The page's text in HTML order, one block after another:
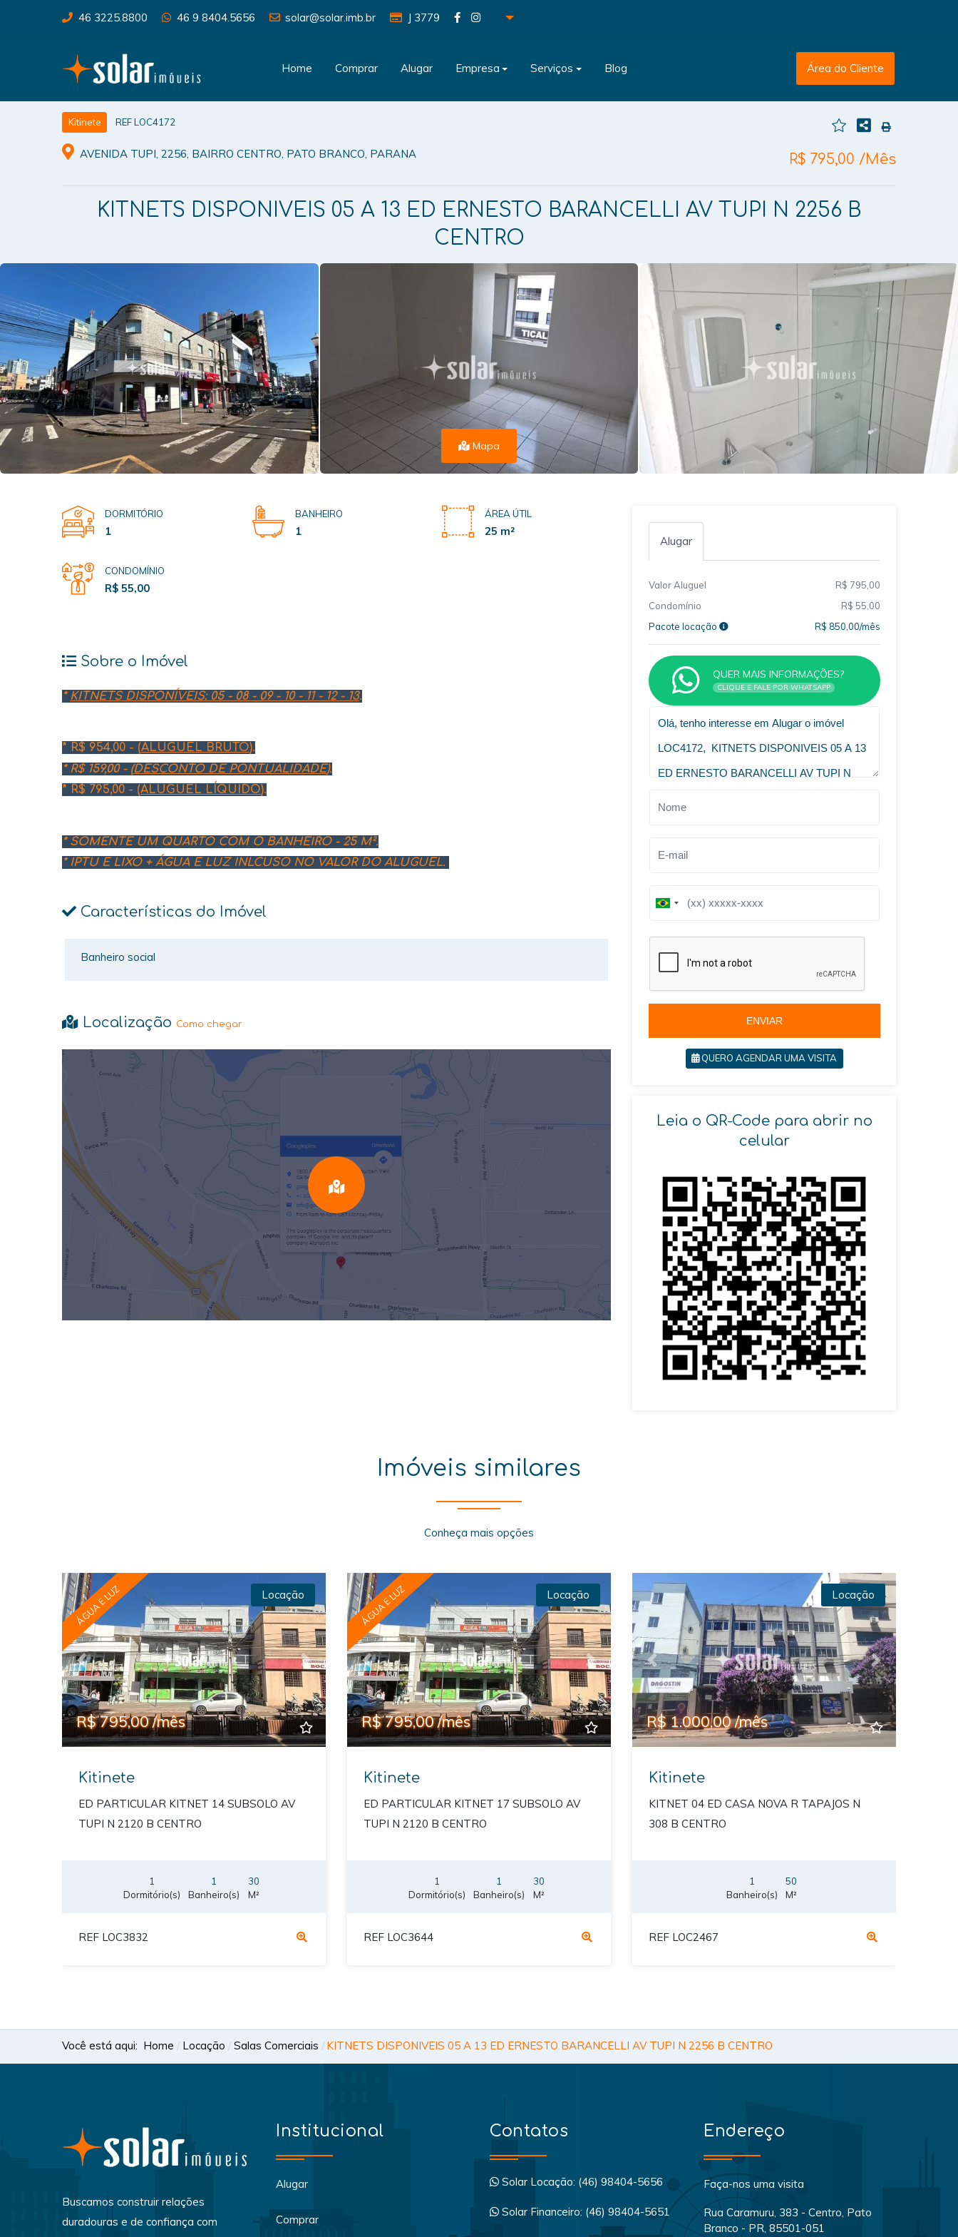
46 3225.8800 46 9 8404.5656 solar@solar.imb.br J 3779
Home Comprar Alugar Empresa Serviços Blog Área do Cliente
Kitinete REF LOC4172
AVENIDA TUPI, 2256, BAIRRO CENTRO, PATO BRANCO, PARANA R$ 795,00 /Mês
KITNETS DISPONIVEIS 05 A 13 ED ERNESTO BARANCELLI AV TUPI N 2256 B
CENTRO
Mapa
DORMITÓRIO
1
BANHEIRO
1
ÁREA ÚTIL
25 m²
CONDOMÍNIO
R$ 55,00
Sobre o Imóvel
* KITNETS DISPONÍVEIS: 05 - 08 - 09 - 10 - 11 - 12 - 13.
* R$ 954,00 - (ALUGUEL BRUTO).
* R$ 159,00 - (DESCONTO DE PONTUALIDADE).
* R$ 795,00 - (ALUGUEL LÍQUIDO).
* SOMENTE UM QUARTO COM O BANHEIRO - 25 M².
* IPTU E LIXO + ÁGUA E LUZ INLCUSO NO VALOR DO ALUGUEL.
Características do Imóvel
Banheiro social
Localização Como chegar
Alugar
Valor Aluguel
R$ 795,00
Condomínio
R$ 55,00
Pacote locação
R$ 850,00/mês
QUER MAIS INFORMAÇÕES?
CLIQUE E FALE POR WHATSAPP
B
i
5
5
ENVIAR
QUERO AGENDAR UMA VISITA
VOLTAR
Leia o QR-Code para abrir no
celular
Imóveis similares
Conheça mais opções
Previous Next
ÁGUA E LUZ Locação
R$ 795,00 /mês
Kitinete
ED PARTICULAR KITNET 14 SUBSOLO AV
TUPI N 2120 B CENTRO
1
Dormitório(s)
1
Banheiro(s)
30
M²
REF LOC3832
Previous Next
ÁGUA E LUZ Locação
R$ 795,00 /mês
Kitinete
ED PARTICULAR KITNET 17 SUBSOLO AV
TUPI N 2120 B CENTRO
1
Dormitório(s)
1
Banheiro(s)
30
M²
REF LOC3644
Previous Next
Locação
R$ 1.000,00 /mês
Kitinete
KITNET 04 ED CASA NOVA R TAPAJOS N
308 B CENTRO
1
Banheiro(s)
50
M²
REF LOC2467
Você está aqui: Home Locação Salas Comerciais KITNETS DISPONIVEIS 05 A 13 ED ERNESTO BARANCELLI AV TUPI N 2256 B CENTRO
Buscamos construir relações
duradouras e de confiança com
Institucional
Alugar
Comprar
Contatos
Solar Locação: (46) 98404-5656
Solar Financeiro: (46) 98404-5651
Endereço
Faça-nos uma visita
Rua Caramuru, 383 - Centro, Pato
Branco - PR, 85501-051